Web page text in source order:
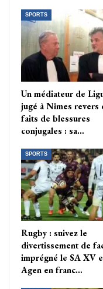
SPORTS
Un médiateur de
jugé à Nîmes revers
faits de blessures
conjugales : sa…
SPORTS
Rugby : suivez le
divertissement de
imprégné le SA XV
Agen en franc…